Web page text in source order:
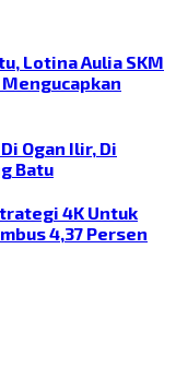
Lotina Aulia SKM
Ogan Ilir, Di
Batu
4K Untuk
4,37 Persen